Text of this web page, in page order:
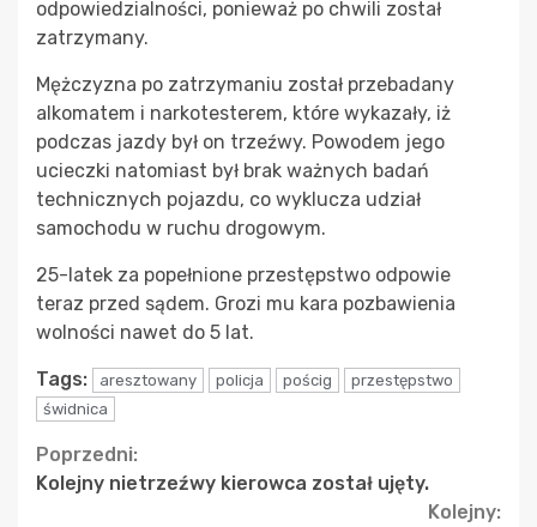
odpowiedzialności, ponieważ po chwili został
zatrzymany.
Mężczyzna po zatrzymaniu został przebadany
alkomatem i narkotesterem, które wykazały, iż
podczas jazdy był on trzeźwy. Powodem jego
ucieczki natomiast był brak ważnych badań
technicznych pojazdu, co wyklucza udział
samochodu w ruchu drogowym.
25-latek za popełnione przestępstwo odpowie
teraz przed sądem. Grozi mu kara pozbawienia
wolności nawet do 5 lat.
Tags: aresztowany policja pościg
przestępstwo
świdnica
Continue
Poprzedni:
Kolejny nietrzeźwy kierowca został ujęty.
Kolejny: